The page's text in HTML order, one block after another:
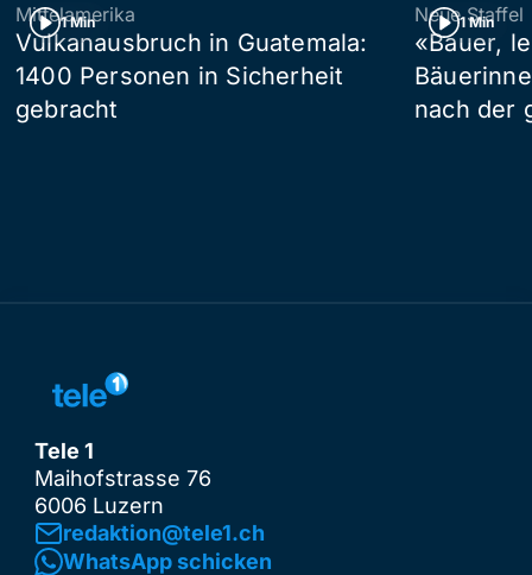
1 Min
Mittelamerika
Vulkanausbruch in Guatemala:
1400 Personen in Sicherheit
gebracht
1 Min
Neue Staffel
«Bauer,
nach der
Tele 1
Maihofstrasse 76
6006 Luzern
redaktion@tele1.ch
WhatsApp schicken